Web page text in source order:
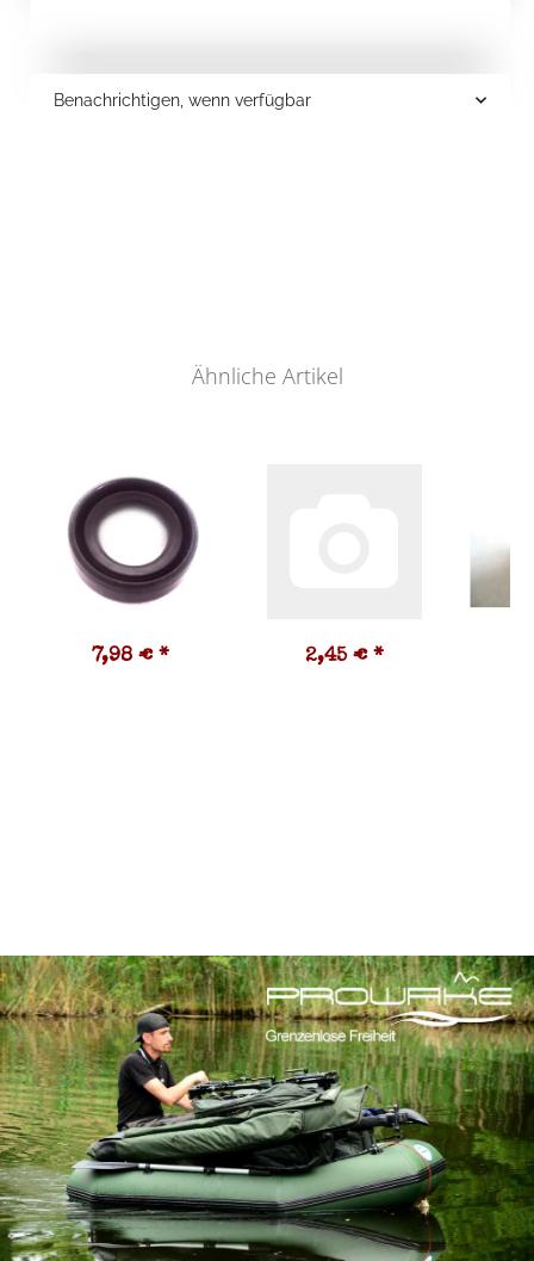
Benachrichtigen, wenn verfügbar
Ähnliche Artikel
7,98 € * 2,45 € *